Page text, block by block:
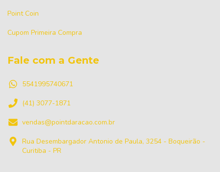
Point Coin
Cupom Primeira Compra
Fale com a Gente
5541995740671
(41) 3077-1871
vendas@pointdaracao.com.br
Rua Desembargador Antonio de Paula, 3254 - Boqueirão -
Curitiba - PR